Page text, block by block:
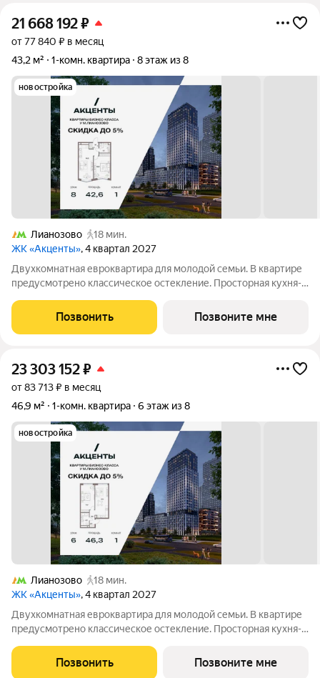
21 668 192₽
от 77 840 ₽ в месяц
43,2 м²
1-комн. квартира 8 этаж из 8
новостройка
Лианозово
18 мин.
ЖК «Акценты», 4 квартал 2027
Двухкомнатная евроквартира для молодой семьи. В квартире
предусмотрено классическое остекление. Просторная кухня-
вечеров. Приватная спальня с зоной гардеробной и рабочим
местом. Ниша для
Позвонить Позвоните мне
23 303 152₽
от 83 713 ₽ в месяц
46,9 м²
1-комн. квартира 6 этаж из 8
новостройка
Лианозово
18 мин.
ЖК «Акценты», 4 квартал 2027
Двухкомнатная евроквартира для молодой семьи. В квартире
предусмотрено классическое остекление. Просторная кухня-
вечеров. Приватная спальня с зоной гардеробной и рабочим
местом. Ниша для
Позвонить Позвоните мне